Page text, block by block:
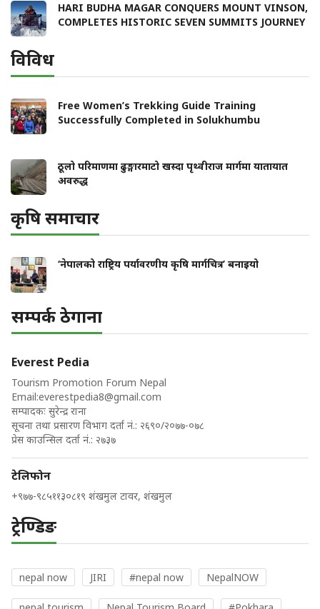
HARI BUDHA MAGAR CONQUERS MOUNT VINSON,
COMPLETES HISTORIC SEVEN SUMMITS JOURNEY
विविध
Free Women’s Trekking Guide Training
Successfully Completed in Solukhumbu
ठूलो परिमाणमा ढुङ्गारमाटो खस्दा पृथ्वीराज मार्गमा यातायात
अवरुद्ध
कृषि समाचार
‘नेपालको राष्ट्रिय पर्यावरणीय कृषि मार्गचित्र’ बनाइयो
सम्पर्क ठेगाना
Everest Pedia
Tourism Promotion Forum Nepal
Email:everestpedia8@gmail.com
सम्पादकः सुरेन्द्र राना
सूचना तथा प्रसारण विभाग दर्ता नं.: २६९०/२०७७-०७८
प्रेस काउन्सिल दर्ता नं.: २७३७
टेलिफोन
+९७७-९८५११३०८१९ शंखमुल टावर, शंखमुल
ट्रेण्डिङ
nepal now JIRI #nepal now NepalNOW